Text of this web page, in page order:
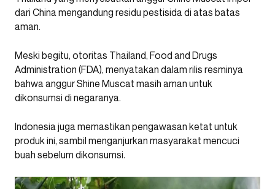
dari China mengandung residu pestisida di atas batas
aman.
Meski begitu, otoritas Thailand, Food and Drugs
Administration (FDA), menyatakan dalam rilis resminya
bahwa anggur Shine Muscat masih aman untuk
dikonsumsi di negaranya.
Indonesia juga memastikan pengawasan ketat untuk
produk ini, sambil menganjurkan masyarakat mencuci
buah sebelum dikonsumsi.